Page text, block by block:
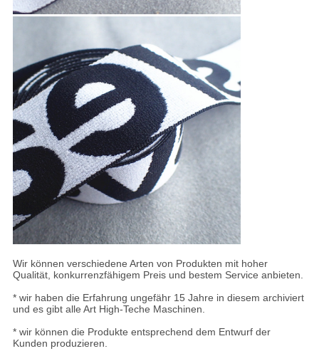
Wir können verschiedene Arten von Produkten mit hoher
Qualität, konkurrenzfähigem Preis und bestem Service anbieten.
* wir haben die Erfahrung ungefähr 15 Jahre in diesem archiviert
und es gibt alle Art High-Teche Maschinen.
* wir können die Produkte entsprechend dem Entwurf der
Kunden produzieren.